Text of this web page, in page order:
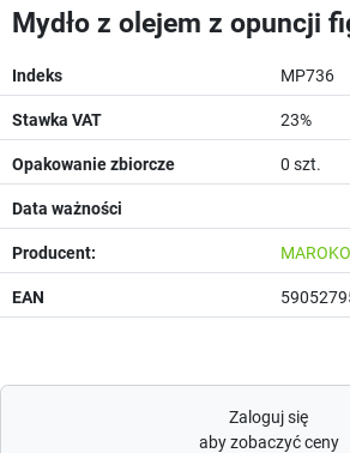
Mydło z olejem z opuncji
Indeks MP736
Stawka VAT 23%
Opakowanie zbiorcze 0 szt.
Data ważności
Producent: MAROKO
EAN
Zaloguj się
aby zobaczyć ceny